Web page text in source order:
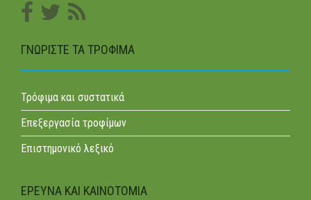
ΓΝΩΡΊΣΤΕ ΤΑ ΤΡΌΦΙΜΑ
Τρόφιμα και συστατικά
Επεξεργασία τροφίμων
Επιστημονικό λεξικό
ΕΡΕΥΝΑ ΚΑΙ ΚΑΙΝΟΤΟΜΊΑ